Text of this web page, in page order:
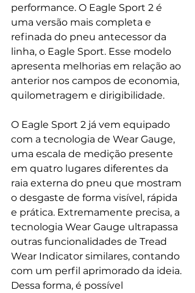
performance. O Eagle Sport 2 é
uma versão mais completa e
refinada do pneu antecessor da
linha, o Eagle Sport. Esse modelo
apresenta melhorias em relação ao
anterior nos campos de economia,
quilometragem e dirigibilidade.
O Eagle Sport 2 já vem equipado
com a tecnologia de Wear Gauge,
uma escala de medição presente
em quatro lugares diferentes da
raia externa do pneu que mostram
o desgaste de forma visível, rápida
e prática. Extremamente precisa, a
tecnologia Wear Gauge ultrapassa
outras funcionalidades de Tread
Wear Indicator similares, contando
com um perfil aprimorado da ideia.
Dessa forma, é possível